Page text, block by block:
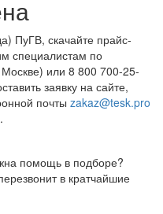
ПуГВ, скачайте прайс-
специалистам по
или 8 800 700-25-
заявку на сайте,
почты zakaz@tesk.pro
помощь в подборе?
в кратчайшие